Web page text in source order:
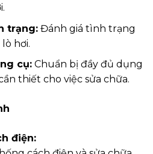
trạng: Đánh giá tình trạng
hơi.
cụ: Chuẩn bị đầy đủ dụng
thiết cho việc sửa chữa.
điện: